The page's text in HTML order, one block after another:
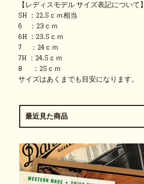
【レディスモデル サイズ表記について】
5H ：22.5ｃｍ相当
6 ：23ｃｍ
6H ：23.5ｃｍ
7 ：24ｃｍ
7H ：24.5ｃｍ
8 ：25ｃｍ
サイズはあくまでも目安になります。
最近見た商品